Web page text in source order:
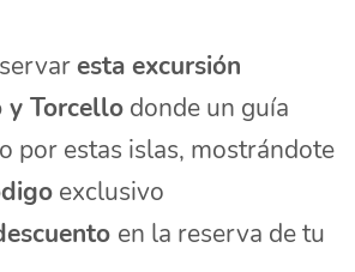
esta excursión
y Torcello donde un guía
por estas islas, mostrándote
exclusivo
en la reserva de tu